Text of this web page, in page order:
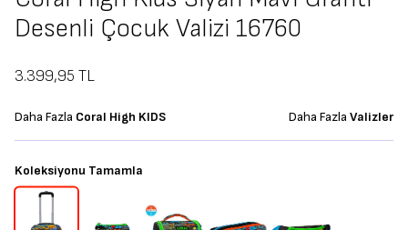
Desenli Çocuk Valizi 16760
3.399,95 TL
Daha Fazla Coral High KIDS Daha Fazla Valizler
Koleksiyonu Tamamla